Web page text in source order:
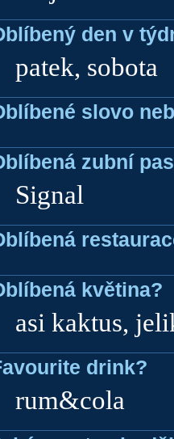
den v
patek, sobota
slovo
zubní
Signal
květina?
asi kaktus,
drink?
rum&cola